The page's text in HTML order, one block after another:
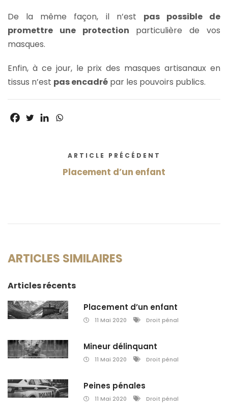
De la même façon, il n’est pas possible de
promettre une protection particulière de vos
masques.
Enfin, à ce jour, le prix des masques artisanaux en
tissus n’est pas encadré par les pouvoirs publics.
ARTICLE PRÉCÉDENT
Placement d’un enfant
ARTICLES SIMILAIRES
Articles récents
Placement d’un enfant
11 Mai 2020 Droit pénal
Mineur délinquant
11 Mai 2020 Droit pénal
Peines pénales
11 Mai 2020 Droit pénal